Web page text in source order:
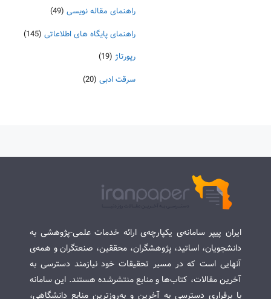
راهنمای مقاله نویسی (49)
راهنمای پایگاه های اطلاعاتی (145)
رپورتاژ (19)
سرقت ادبی (20)
ایران پیپر سامانه‌ی یکپارچه‌ی ارائه خدمات علمی-پژوهشی به
دانشجویان، اساتید، پژوهشگران، محققین، صنعتگران و همه‌ی
آنهایی است که در مسیر تحقیقات خود نیازمند دسترسی به
آخرین مقالات، کتاب‌ها و منابع منتشرشده هستند. این سامانه
با برقراری دسترسی به آخرین و به‌روزترین منابع دانشگاهی،